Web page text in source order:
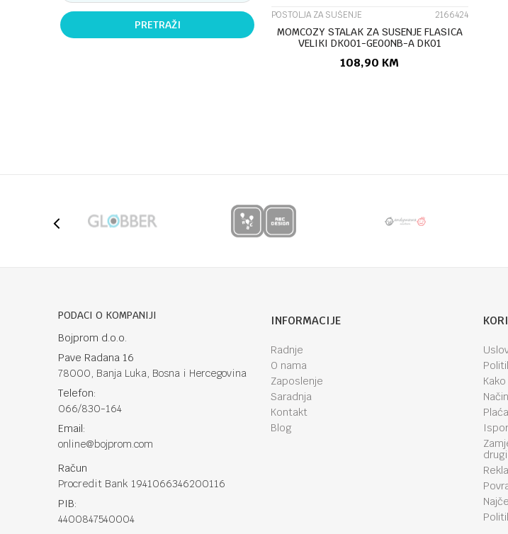
PRETRAŽI
POSTOLJA ZA SUŠENJE 2166424
MOMCOZY STALAK ZA SUSENJE FLASICA
VELIKI DK001-GE00NB-A DK01
108,90 KM
PODACI O KOMPANIJI
Bojprom d.o.o.
Pave Radana 16
78000, Banja Luka, Bosna i Hercegovina
Telefon:
066/830-164
Email:
online@bojprom.com
Račun
Procredit Bank 1941066346200116
PIB:
4400847540004
INFORMACIJE
Radnje
O nama
Zaposlenje
Saradnja
Kontakt
Blog
drugi